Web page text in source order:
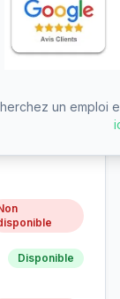
Disponible
un emploi